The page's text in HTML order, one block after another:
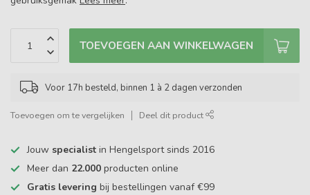
TOEVOEGEN AAN WINKELWAGEN
Voor 17h besteld, binnen 1 à 2 dagen verzonden
Toevoegen om te vergelijken Deel dit product
Jouw specialist in Hengelsport sinds 2016
Meer dan 22.000 producten online
Gratis levering bij bestellingen vanaf €99